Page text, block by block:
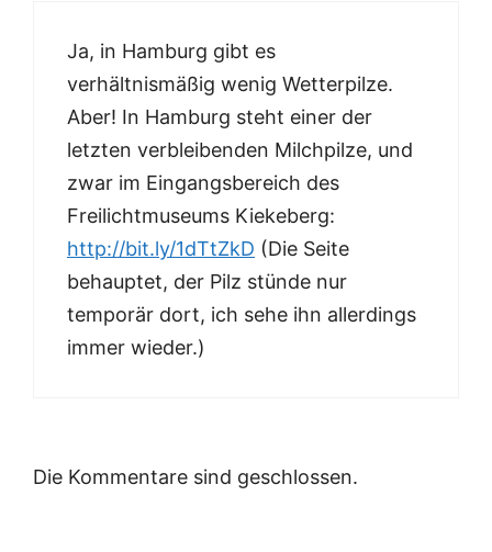
Ja, in Hamburg gibt es
verhältnismäßig wenig Wetterpilze.
Aber! In Hamburg steht einer der
letzten verbleibenden Milchpilze, und
zwar im Eingangsbereich des
Freilichtmuseums Kiekeberg:
http://bit.ly/1dTtZkD (Die Seite
behauptet, der Pilz stünde nur
temporär dort, ich sehe ihn allerdings
immer wieder.)
Die Kommentare sind geschlossen.